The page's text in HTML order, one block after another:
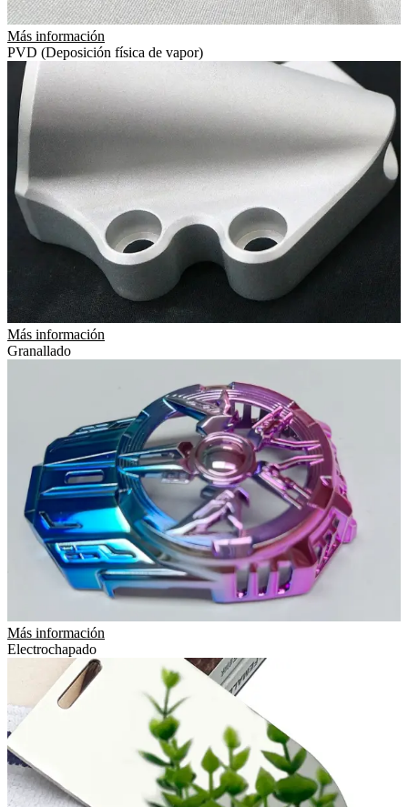
Más información
PVD (Deposición física de vapor)
Más información
Granallado
Más información
Electrochapado